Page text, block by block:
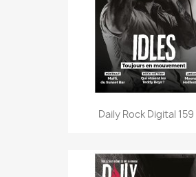
Daily Rock Digital 159